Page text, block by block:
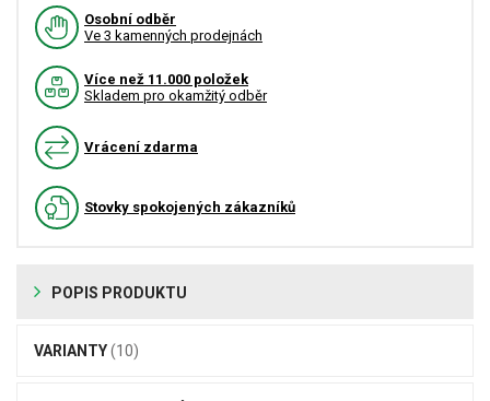
Osobní odběr
Ve 3 kamenných prodejnách
Více než 11.000 položek
Skladem pro okamžitý odběr
Vrácení zdarma
Stovky spokojených zákazníků
POPIS PRODUKTU
VARIANTY(10)